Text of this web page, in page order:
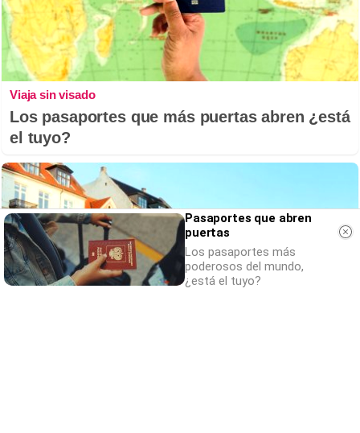
Viaja sin visado
Los pasaportes que más puertas abren ¿está
el tuyo?
Pasaportes que abren
puertas
Los pasaportes más
poderosos del mundo,
¿está el tuyo?